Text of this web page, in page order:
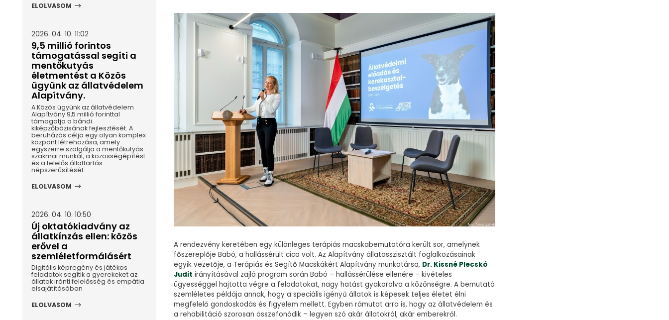
A rendezvény keretében egy különleges terápiás macskabemutatóra került sor, amelynek
főszereplője Babó, a hallássérült cica volt. Az Alapítvány állatasszisztált foglalkozásainak
egyik vezetője, a Terápiás és Segítő Macskákért Alapítvány munkatársa, Dr. Kissné Plecskó
Judit irányításával zajló program során Babó – hallássérülése ellenére – kivételes
ügyességgel hajtotta végre a feladatokat, nagy hatást gyakorolva a közönségre. A bemutató
szemléletes példája annak, hogy a speciális igényű állatok is képesek teljes életet élni
megfelelő gondoskodás és figyelem mellett. Egyben rámutat arra is, hogy az állatvédelem és
a rehabilitáció szorosan összefonódik – legyen szó akár állatokról, akár emberekről.
ELOLVASOM
2026. 04. 10. 11:02
9,5 millió forintos
támogatással segíti a
mentőkutyás
életmentést a Közös
ügyünk az állatvédelem
Alapítvány.
A Közös ügyünk az állatvédelem
Alapítvány 9,5 millió forinttal
támogatja a bándi
kiképzőbázisának fejlesztését. A
beruházás célja egy olyan komplex
központ létrehozása, amely
egyszerre szolgálja a mentőkutyás
szakmai munkát, a közösségépítést
és a felelős állattartás
népszerűsítését.
ELOLVASOM
2026. 04. 10. 10:50
Új oktatókiadvány az
állatkínzás ellen: közös
erővel a
szemléletformálásért
Digitális képregény és játékos
feladatok segítik a gyerekeket az
állatok iránti felelősség és empátia
elsajátításában
ELOLVASOM